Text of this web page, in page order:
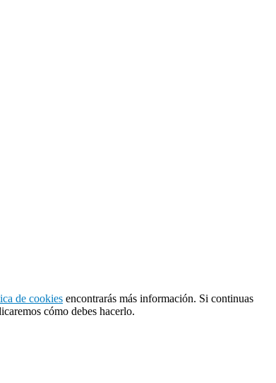
de cookies encontrarás más información. Si continuas
cómo debes hacerlo.